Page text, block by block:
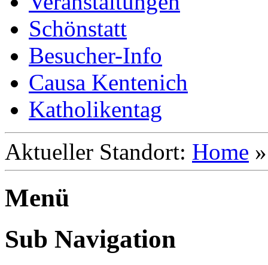
Schönstatt
Besucher-Info
Causa Kentenich
Katholikentag
Aktueller Standort: Home
Menü
Sub Navigation